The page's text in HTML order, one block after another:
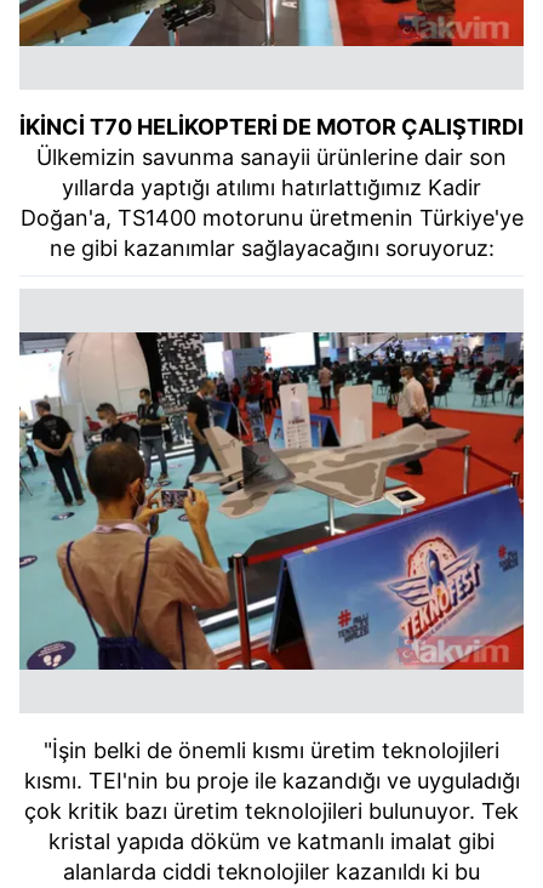
İKİNCİ T70 HELİKOPTERİ DE MOTOR ÇALIŞTIRDI
Ülkemizin savunma sanayii ürünlerine dair son
yıllarda yaptığı atılımı hatırlattığımız Kadir
Doğan'a, TS1400 motorunu üretmenin Türkiye'ye
ne gibi kazanımlar sağlayacağını soruyoruz:
"İşin belki de önemli kısmı üretim teknolojileri
kısmı. TEI'nin bu proje ile kazandığı ve uyguladığı
çok kritik bazı üretim teknolojileri bulunuyor. Tek
kristal yapıda döküm ve katmanlı imalat gibi
alanlarda ciddi teknolojiler kazanıldı ki bu